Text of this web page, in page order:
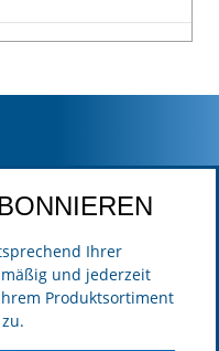
Ihrer
und jederzeit
Produktsortiment